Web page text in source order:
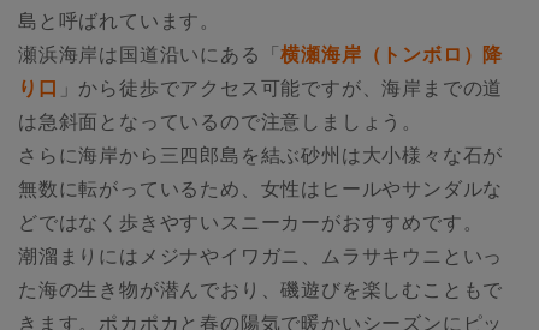
島と呼ばれています。
瀬浜海岸は国道沿いにある「横瀬海岸（トンボロ）降
り口
」から徒歩でアクセス可能ですが、海岸までの道
は急斜面となっているので注意しましょう。
さらに海岸から三四郎島を結ぶ砂州は大小様々な石が
無数に転がっているため、女性はヒールやサンダルな
どではなく歩きやすいスニーカーがおすすめです。
潮溜まりにはメジナやイワガニ、ムラサキウニといっ
た海の生き物が潜んでおり、磯遊びを楽しむこともで
きます。ポカポカと春の陽気で暖かいシーズンにピッ